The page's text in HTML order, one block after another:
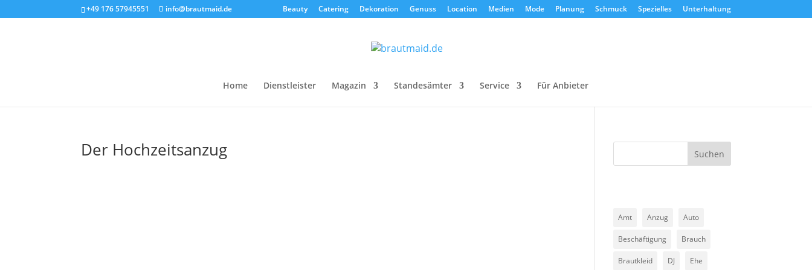
+49 176 57945551 info@brautmaid.de Beauty Catering Dekoration Genuss Location Medien Mode Planung Schmuck Spezielles Unterhaltung
Home Dienstleister Magazin Standesämter Service Für Anbieter
Der Hochzeitsanzug Suchen
Amt Anzug Auto
Beschäftigung Brauch
Brautkleid DJ Ehe